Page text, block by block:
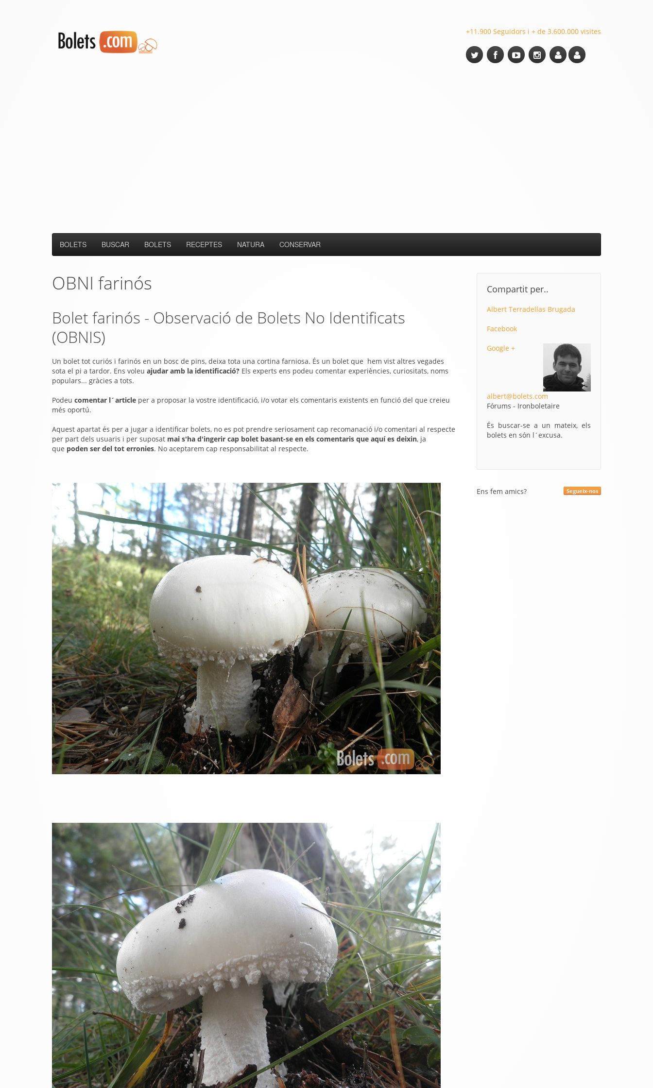
+11.900 Seguidors i + de 3.600.000 visites
BOLETS BUSCAR BOLETS RECEPTES NATURA CONSERVAR
OBNI farinós
Bolet farinós - Observació de Bolets No Identificats
(OBNIS)
Un bolet tot curiós i farinós en un bosc de pins, deixa tota una cortina farniosa. És un bolet que hem vist altres vegades
sota el pi a tardor. Ens voleu ajudar amb la identificació? Els experts ens podeu comentar experiències, curiositats, noms
populars... gràcies a tots.
Podeu comentar l´article per a proposar la vostre identificació, i/o votar els comentaris existents en funció del que creieu
més oportú.
Aquest apartat és per a jugar a identificar bolets, no es pot prendre seriosament cap recomanació i/o comentari al respecte
per part dels usuaris i per suposat mai s'ha d'ingerir cap bolet basant-se en els comentaris que aquí es deixin, ja
que poden ser del tot erronies. No aceptarem cap responsabilitat al respecte.
Compartit per..
Albert Terradellas Brugada
Facebook
Google +
albert@bolets.com
Fórums - Ironboletaire
És buscar-se a un mateix, els
bolets en són l´excusa.
Segueix-nos
Ens fem amics?